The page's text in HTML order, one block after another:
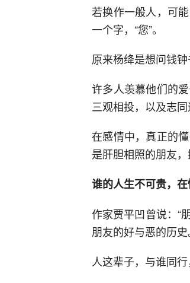
若换作一般人，可
一个字，“您”。
原来杨绛是想问钱
许多人羡慕他们的
三观相投，以及志同
在感情中，真正的
是肝胆相照的朋友
谁的人生不可贵，
作家贾平凹曾说：“
朋友的好与恶的历史
人这辈子，与谁同